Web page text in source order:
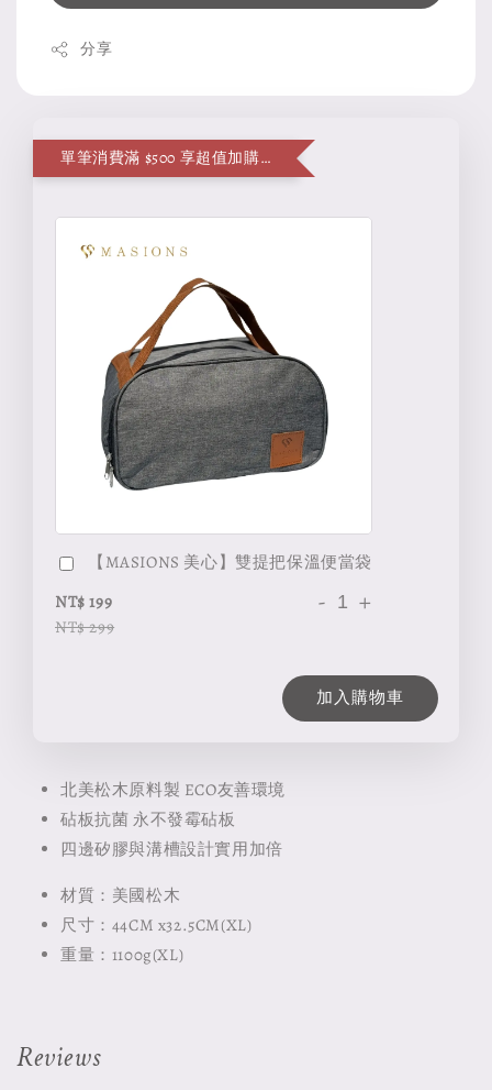
分享
單筆消費滿 $500 享超值加購便當袋
【MASIONS 美心】雙提把保溫便當袋
NT$ 199
NT$ 299
- +
加入購物車
北美松木原料製 ECO友善環境
砧板抗菌 永不發霉砧板
四邊矽膠與溝槽設計實用加倍
材質：美國松木
尺寸：44CM x32.5CM(XL)
重量：1100g(XL)
Reviews